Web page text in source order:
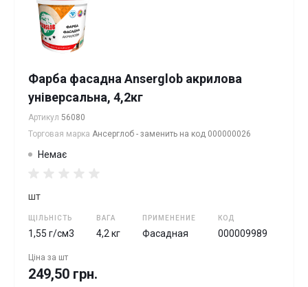
Фарба фасадна Anserglob акрилова
універсальна, 4,2кг
Артикул 56080
Торговая марка Ансерглоб - заменить на код 000000026
Немає
шт
ЩІЛЬНІСТЬ
1,55 г/см3
ВАГА
4,2 кг
ПРИМЕНЕНИЕ
Фасадная
КОД
000009989
Ціна за шт
249,50 грн.